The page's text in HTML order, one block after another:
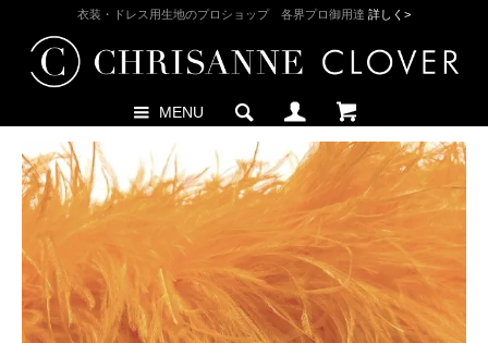
衣装・ドレス用生地のプロショップ 各界プロ御用達 詳しく>
MENU